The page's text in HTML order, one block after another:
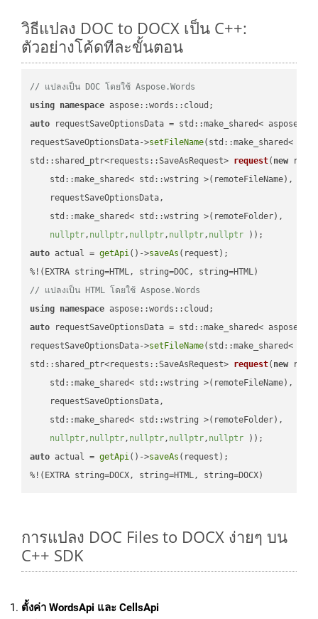
วิธีแปลง DOC to DOCX เป็น C++:
ตัวอย่างโค้ดทีละขั้นตอน
// แปลงเป็น DOC โดยใช้ Aspose.Words
using namespace
auto requestSaveOptionsData = std::make_shared<
requestSaveOptionsData->setFileName(std::make_shared<
std::shared_ptr<requests::SaveAsRequest> request( new
    std::make_shared< std::wstring >(remoteFileName),
    requestSaveOptionsData,
    std::make_shared< std::wstring >(remoteFolder),
nullptr, nullptr, nullptr, nullptr, nullptr ))
auto actual = getApi()->saveAs (request);
// แปลงเป็น HTML โดยใช้ Aspose.Words
using namespace
auto requestSaveOptionsData = std::make_shared<
requestSaveOptionsData->setFileName(std::make_shared<
std::shared_ptr<requests::SaveAsRequest> request( new
    std::make_shared< std::wstring >(remoteFileName),
    requestSaveOptionsData,
    std::make_shared< std::wstring >(remoteFolder),
nullptr, nullptr, nullptr, nullptr, nullptr ))
auto actual = getApi()->saveAs (request);
%!(EXTRA string=DOCX, string=HTML, string=DOCX)
การแปลง DOC Files to DOCX ง่ายๆ บน
C++ SDK
ตั้งค่า WordsApi และ CellsApi